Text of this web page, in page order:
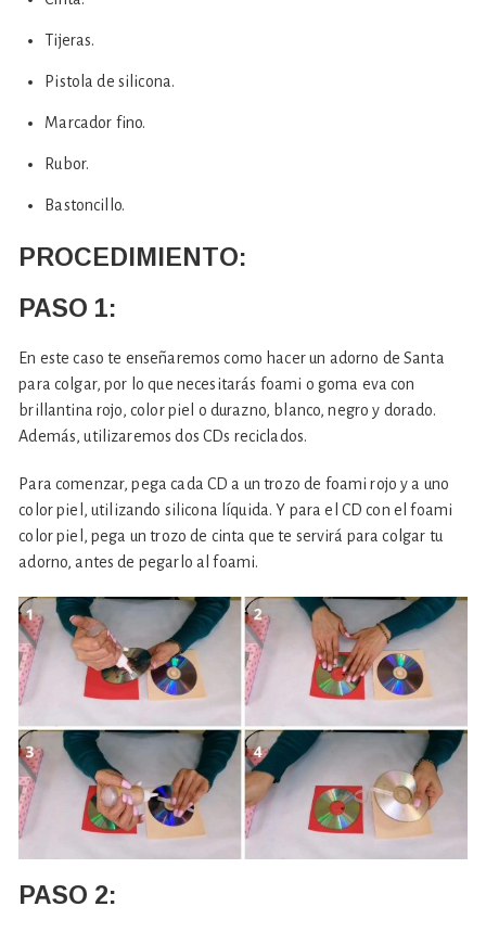
Tijeras.
Pistola de silicona.
Marcador fino.
Rubor.
Bastoncillo.
PROCEDIMIENTO:
PASO 1:
En este caso te enseñaremos como hacer un adorno de Santa
para colgar, por lo que necesitarás foami o goma eva con
brillantina rojo, color piel o durazno, blanco, negro y dorado.
Además, utilizaremos dos CDs reciclados.
Para comenzar, pega cada CD a un trozo de foami rojo y a uno
color piel, utilizando silicona líquida. Y para el CD con el foami
color piel, pega un trozo de cinta que te servirá para colgar tu
adorno, antes de pegarlo al foami.
PASO 2: